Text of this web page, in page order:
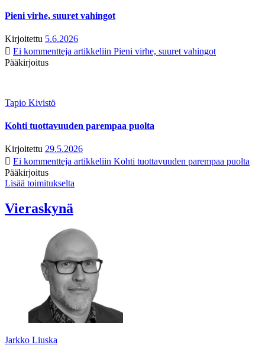
Pieni virhe, suuret vahingot
Kirjoitettu 5.6.2026
Ei kommentteja artikkeliin Pieni virhe, suuret vahingot
Pääkirjoitus
Tapio Kivistö
Kohti tuottavuuden parempaa puolta
Kirjoitettu 29.5.2026
Ei kommentteja artikkeliin Kohti tuottavuuden parempaa puolta
Pääkirjoitus
Lisää toimitukselta
Vieraskynä
Jarkko Liuska